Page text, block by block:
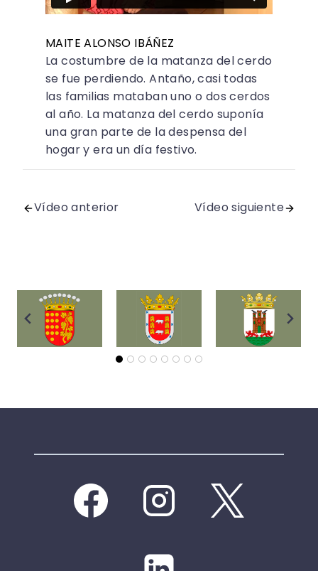
MAITE ALONSO IBÁÑEZ
La costumbre de la matanza del cerdo
se fue perdiendo. Antaño, casi todas
las familias mataban uno o dos cerdos
al año. La matanza del cerdo suponía
una gran parte de la despensa del
hogar y era un día festivo.
Vídeo anterior Vídeo siguiente